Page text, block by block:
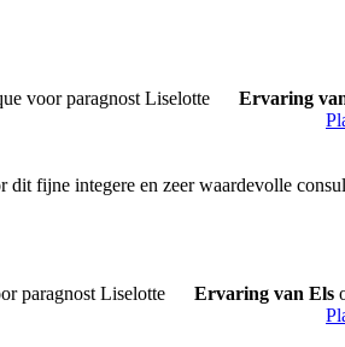
Ervaring
fijne integere en zeer waardevolle
Ervaring van Els